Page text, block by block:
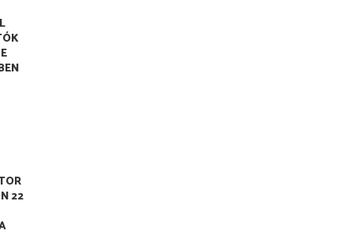
22